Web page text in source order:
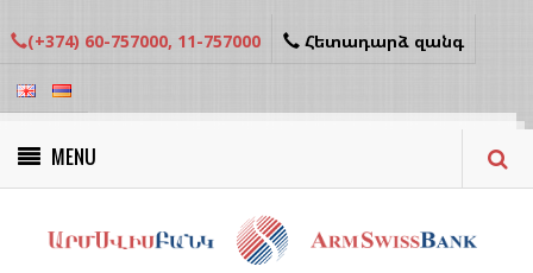
(+374) 60-757000, 11-757000 Հետադարձ զանգ
MENU